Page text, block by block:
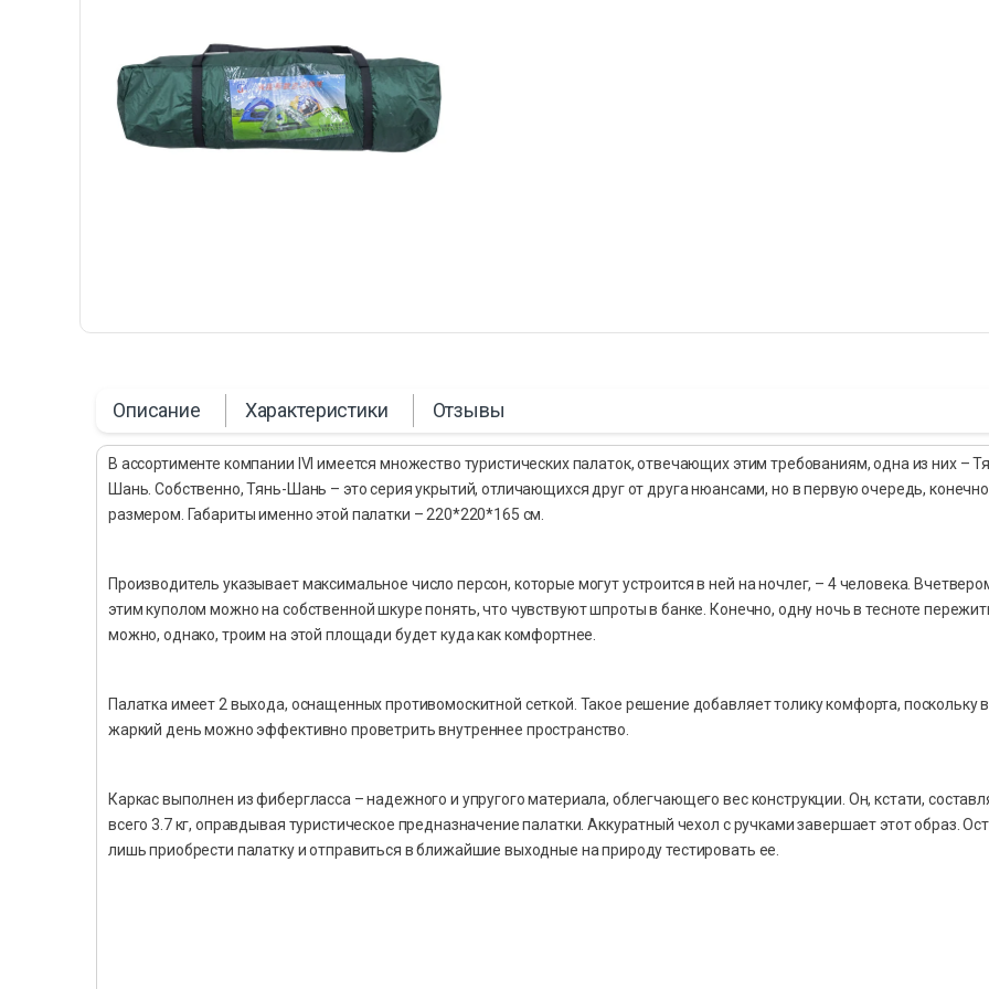
Описание Характеристики Отзывы
В ассортименте компании IVI имеется множество туристических палаток, отвечающих этим требованиям, одна из них –
Шань. Собственно, Тянь-Шань – это серия укрытий, отличающихся друг от друга нюансами, но в первую очередь,
размером. Габариты именно этой палатки – 220*220*165 см.
Производитель указывает максимальное число персон, которые могут устроится в ней на ночлег, – 4 человека.
этим куполом можно на собственной шкуре понять, что чувствуют шпроты в банке. Конечно, одну ночь в тесноте
можно, однако, троим на этой площади будет куда как комфортнее.
Палатка имеет 2 выхода, оснащенных противомоскитной сеткой. Такое решение добавляет толику комфорта, поскольку в
жаркий день можно эффективно проветрить внутреннее пространство.
Каркас выполнен из фибергласса – надежного и упругого материала, облегчающего вес конструкции. Он, кстати,
всего 3.7 кг, оправдывая туристическое предназначение палатки. Аккуратный чехол с ручками завершает этот образ.
лишь приобрести палатку и отправиться в ближайшие выходные на природу тестировать ее.